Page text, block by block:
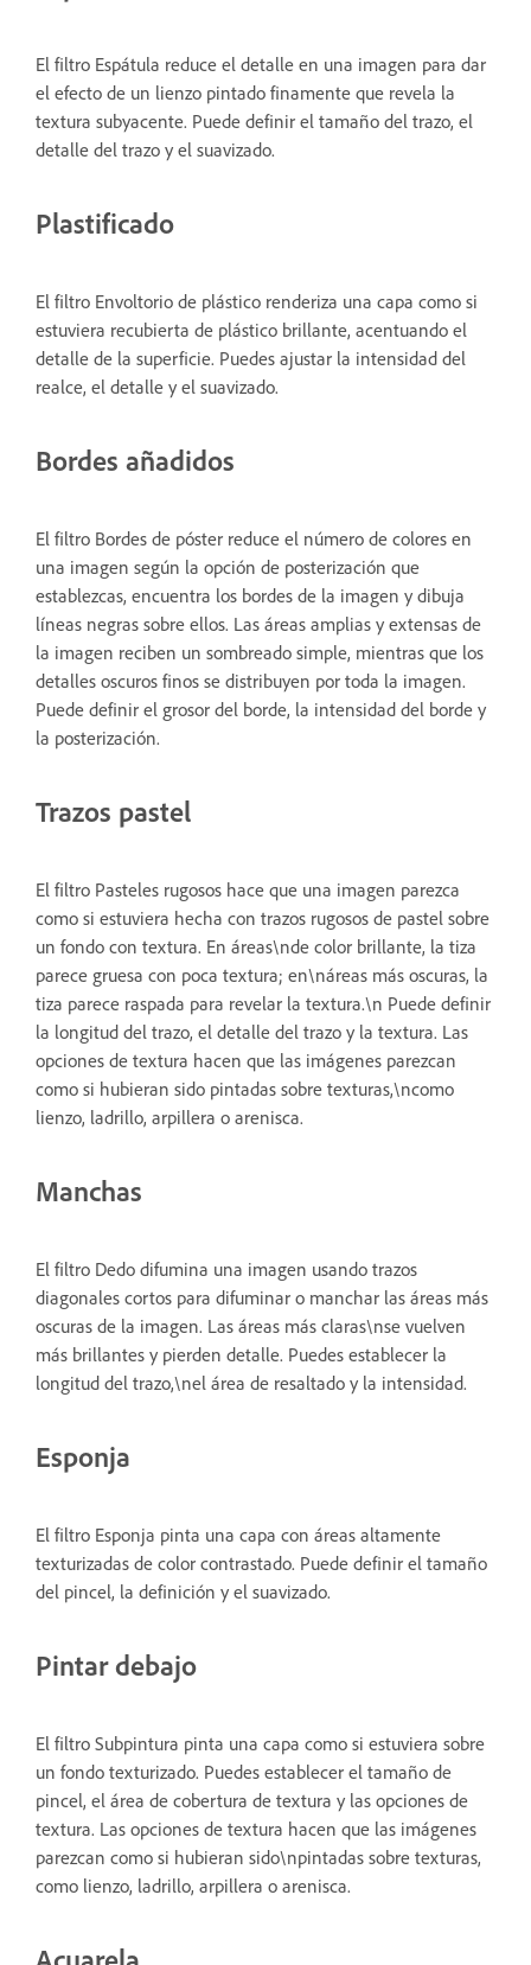
El filtro Espátula reduce el detalle en una imagen para dar
el efecto de un lienzo pintado finamente que revela la
textura subyacente. Puede definir el tamaño del trazo, el
detalle del trazo y el suavizado.
Plastificado
El filtro Envoltorio de plástico renderiza una capa como si
estuviera recubierta de plástico brillante, acentuando el
detalle de la superficie. Puedes ajustar la intensidad del
realce, el detalle y el suavizado.
Bordes añadidos
El filtro Bordes de póster reduce el número de colores en
una imagen según la opción de posterización que
establezcas, encuentra los bordes de la imagen y dibuja
líneas negras sobre ellos. Las áreas amplias y extensas de
la imagen reciben un sombreado simple, mientras que los
detalles oscuros finos se distribuyen por toda la imagen.
Puede definir el grosor del borde, la intensidad del borde y
la posterización.
Trazos pastel
El filtro Pasteles rugosos hace que una imagen parezca
como si estuviera hecha con trazos rugosos de pastel sobre
un fondo con textura. En áreas\nde color brillante, la tiza
parece gruesa con poca textura; en\náreas más oscuras, la
tiza parece raspada para revelar la textura.\n Puede definir
la longitud del trazo, el detalle del trazo y la textura. Las
opciones de textura hacen que las imágenes parezcan
como si hubieran sido pintadas sobre texturas,\ncomo
lienzo, ladrillo, arpillera o arenisca.
Manchas
El filtro Dedo difumina una imagen usando trazos
diagonales cortos para difuminar o manchar las áreas más
oscuras de la imagen. Las áreas más claras\nse vuelven
más brillantes y pierden detalle. Puedes establecer la
longitud del trazo,\nel área de resaltado y la intensidad.
Esponja
El filtro Esponja pinta una capa con áreas altamente
texturizadas de color contrastado. Puede definir el tamaño
del pincel, la definición y el suavizado.
Pintar debajo
El filtro Subpintura pinta una capa como si estuviera sobre
un fondo texturizado. Puedes establecer el tamaño de
pincel, el área de cobertura de textura y las opciones de
textura. Las opciones de textura hacen que las imágenes
parezcan como si hubieran sido\npintadas sobre texturas,
como lienzo, ladrillo, arpillera o arenisca.